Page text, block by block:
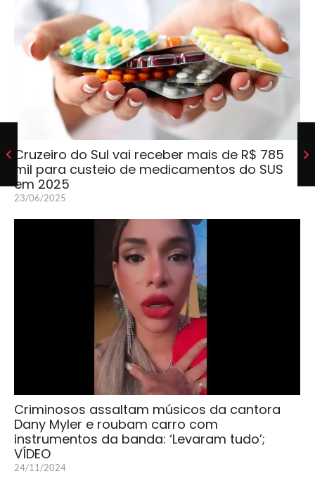
Cruzeiro do Sul vai receber mais de R$ 785
mil para custeio de medicamentos do SUS
em 2025
23/06/2025
Criminosos assaltam músicos da cantora
Dany Myler e roubam carro com
instrumentos da banda: ‘Levaram tudo’;
VÍDEO
24/11/2024